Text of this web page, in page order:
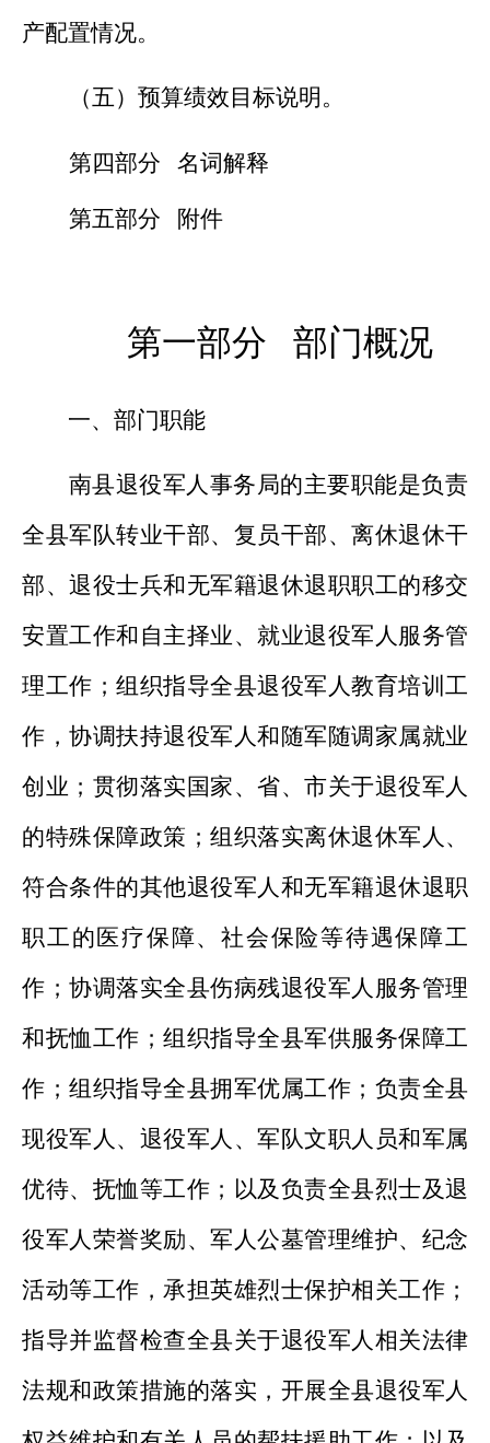
产配置情况。
（五）预算绩效目标说明 。
第四部分 名词解释
第五部分 附件
第一部分 部门概况
一、部门职能
南县退役军人事务局的主要职能是负责
全县军队转业干部、复员干部、离休退休干
部、退役士兵和无军籍退休退职职工的移交
安置工作和自主择业、就业退役军人服务管
理工作；组织指导全县退役军人教育培训工
作，协调扶持退役军人和随军随调家属就业
创业；贯彻落实国家、省、市关于退役军人
的特殊保障政策；组织落实离休退休军人、
符合条件的其他退役军人和无军籍退休退职
职工的医疗保障、社会保险等待遇保障工
作；协调落实全县伤病残退役军人服务管理
和抚恤工作；组织指导全县军供服务保障工
作；组织指导全县拥军优属工作；负责全县
现役军人、退役军人、军队文职人员和军属
优待、抚恤等工作；以及负责全县烈士及退
役军人荣誉奖励、军人公墓管理维护、纪念
活动等工作，承担英雄烈士保护相关工作；
指导并监督检查全县关于退役军人相关法律
法规和政策措施的落实，开展全县退役军人